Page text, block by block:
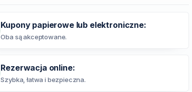
Kupony papierowe lub elektroniczne:
Oba są akceptowane.
Rezerwacja online:
Szybka, łatwa i bezpieczna.